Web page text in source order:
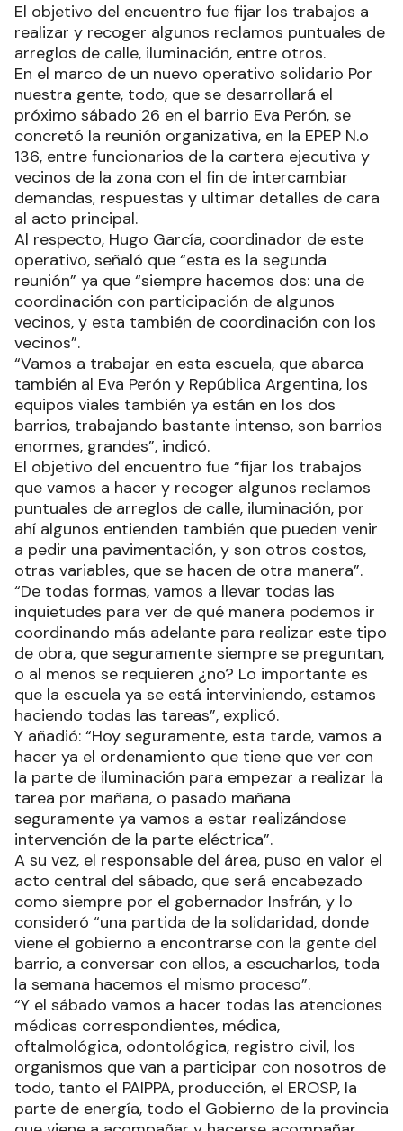
El objetivo del encuentro fue fijar los trabajos a
realizar y recoger algunos reclamos puntuales de
arreglos de calle, iluminación, entre otros.
En el marco de un nuevo operativo solidario Por
nuestra gente, todo, que se desarrollará el
próximo sábado 26 en el barrio Eva Perón, se
concretó la reunión organizativa, en la EPEP N.o
136, entre funcionarios de la cartera ejecutiva y
vecinos de la zona con el fin de intercambiar
demandas, respuestas y ultimar detalles de cara
al acto principal.
Al respecto, Hugo García, coordinador de este
operativo, señaló que “esta es la segunda
reunión” ya que “siempre hacemos dos: una de
coordinación con participación de algunos
vecinos, y esta también de coordinación con los
vecinos”.
“Vamos a trabajar en esta escuela, que abarca
también al Eva Perón y República Argentina, los
equipos viales también ya están en los dos
barrios, trabajando bastante intenso, son barrios
enormes, grandes”, indicó.
El objetivo del encuentro fue “fijar los trabajos
que vamos a hacer y recoger algunos reclamos
puntuales de arreglos de calle, iluminación, por
ahí algunos entienden también que pueden venir
a pedir una pavimentación, y son otros costos,
otras variables, que se hacen de otra manera”.
“De todas formas, vamos a llevar todas las
inquietudes para ver de qué manera podemos ir
coordinando más adelante para realizar este tipo
de obra, que seguramente siempre se preguntan,
o al menos se requieren ¿no? Lo importante es
que la escuela ya se está interviniendo, estamos
haciendo todas las tareas”, explicó.
Y añadió: “Hoy seguramente, esta tarde, vamos a
hacer ya el ordenamiento que tiene que ver con
la parte de iluminación para empezar a realizar la
tarea por mañana, o pasado mañana
seguramente ya vamos a estar realizándose
intervención de la parte eléctrica”.
A su vez, el responsable del área, puso en valor el
acto central del sábado, que será encabezado
como siempre por el gobernador Insfrán, y lo
consideró “una partida de la solidaridad, donde
viene el gobierno a encontrarse con la gente del
barrio, a conversar con ellos, a escucharlos, toda
la semana hacemos el mismo proceso”.
“Y el sábado vamos a hacer todas las atenciones
médicas correspondientes, médica,
oftalmológica, odontológica, registro civil, los
organismos que van a participar con nosotros de
todo, tanto el PAIPPA, producción, el EROSP, la
parte de energía, todo el Gobierno de la provincia